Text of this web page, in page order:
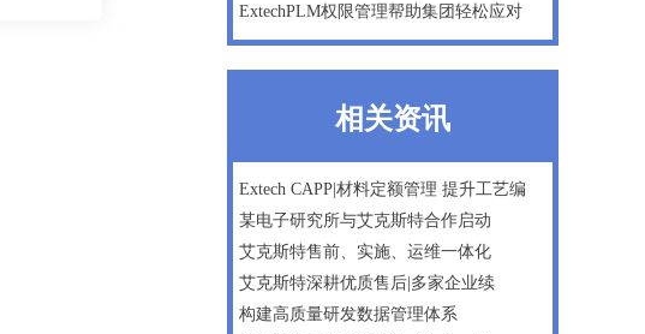
ExtechPLM权限管理帮助集团轻松应对
相关资讯
Extech CAPP|材料定额管理 提升工艺编
某电子研究所与艾克斯特合作启动
艾克斯特售前、实施、运维一体化
艾克斯特深耕优质售后|多家企业续
构建高质量研发数据管理体系